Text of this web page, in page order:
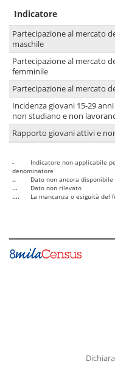
Indicatore
Partecipazione al mercato
maschile
Partecipazione al mercato
femminile
Partecipazione al mercato
Incidenza giovani 15-29
non studiano e non
Rapporto giovani attivi e
-
Indicatore non applicabile
denominatore
..
Dato non ancora disponibile
...
Dato non rilevato
....
La mancanza o esiguità del